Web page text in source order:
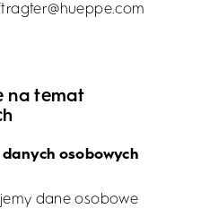
na temat
osobowych
dane osobowe